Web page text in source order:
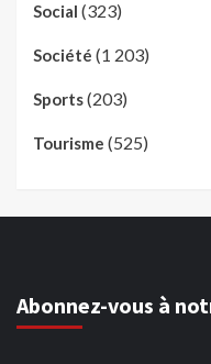
Social (323)
Société (1 203)
Sports(203)
Tourisme (525)
Abonnez-vous à